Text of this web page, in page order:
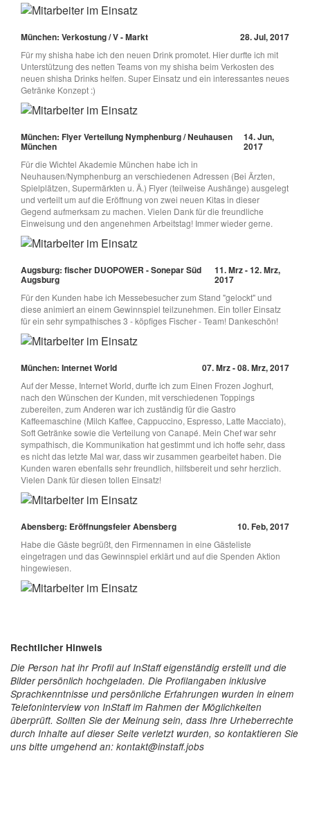
München: Verkostung / V - Markt 28. Jul, 2017
Für my shisha habe ich den neuen Drink promotet. Hier durfte ich mit
Unterstützung des netten Teams von my shisha beim Verkosten des
neuen shisha Drinks helfen. Super Einsatz und ein interessantes neues
Getränke Konzept :)
München: Flyer Verteilung Nymphenburg / Neuhausen
München
14. Jun,
2017
Für die Wichtel Akademie München habe ich in
Neuhausen/Nymphenburg an verschiedenen Adressen (Bei Ärzten,
Spielplätzen, Supermärkten u. Ä.) Flyer (teilweise Aushänge) ausgelegt
und verteilt um auf die Eröffnung von zwei neuen Kitas in dieser
Gegend aufmerksam zu machen. Vielen Dank für die freundliche
Einweisung und den angenehmen Arbeitstag! Immer wieder gerne.
Augsburg: fischer DUOPOWER - Sonepar Süd
Augsburg
11. Mrz - 12. Mrz,
2017
Für den Kunden habe ich Messebesucher zum Stand "gelockt" und
diese animiert an einem Gewinnspiel teilzunehmen. Ein toller Einsatz
für ein sehr sympathisches 3 - köpfiges Fischer - Team! Dankeschön!
München: Internet World 07. Mrz - 08. Mrz, 2017
Auf der Messe, Internet World, durfte ich zum Einen Frozen Joghurt,
nach den Wünschen der Kunden, mit verschiedenen Toppings
zubereiten, zum Anderen war ich zuständig für die Gastro
Kaffeemaschine (Milch Kaffee, Cappuccino, Espresso, Latte Macciato),
Soft Getränke sowie die Verteilung von Canapé. Mein Chef war sehr
sympathisch, die Kommunikation hat gestimmt und ich hoffe sehr, dass
es nicht das letzte Mal war, dass wir zusammen gearbeitet haben. Die
Kunden waren ebenfalls sehr freundlich, hilfsbereit und sehr herzlich.
Vielen Dank für diesen tollen Einsatz!
Abensberg: Eröffnungsfeier Abensberg 10. Feb, 2017
Habe die Gäste begrüßt, den Firmennamen in eine Gästeliste
eingetragen und das Gewinnspiel erklärt und auf die Spenden Aktion
hingewiesen.
Rechtlicher Hinweis
Die Person hat ihr Profil auf InStaff eigenständig erstellt und die
Bilder persönlich hochgeladen. Die Profilangaben inklusive
Sprachkenntnisse und persönliche Erfahrungen wurden in einem
Telefoninterview von InStaff im Rahmen der Möglichkeiten
überprüft. Sollten Sie der Meinung sein, dass Ihre Urheberrechte
durch Inhalte auf dieser Seite verletzt wurden, so kontaktieren Sie
uns bitte umgehend an: kontakt@instaff.jobs